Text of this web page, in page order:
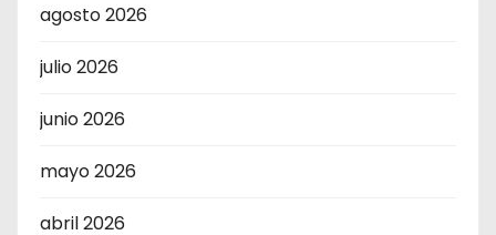
agosto 2026
julio 2026
junio 2026
mayo 2026
abril 2026